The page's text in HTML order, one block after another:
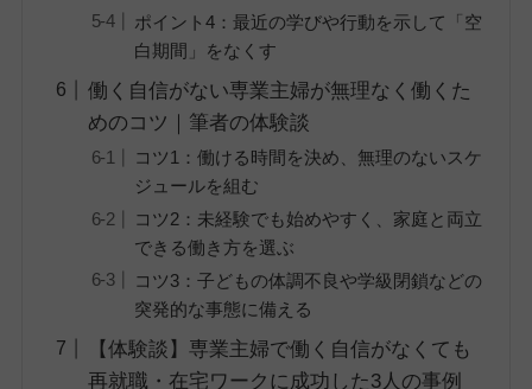
ポイント4：最近の学びや行動を示して「空
白期間」をなくす
働く自信がない専業主婦が無理なく働くた
めのコツ｜筆者の体験談
コツ1：働ける時間を決め、無理のないスケ
ジュールを組む
コツ2：未経験でも始めやすく、家庭と両立
できる働き方を選ぶ
コツ3：子どもの体調不良や学級閉鎖などの
突発的な事態に備える
【体験談】専業主婦で働く自信がなくても
再就職・在宅ワークに成功した3人の事例